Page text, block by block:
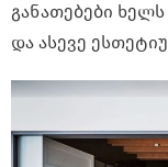
განათებები
და ასევე